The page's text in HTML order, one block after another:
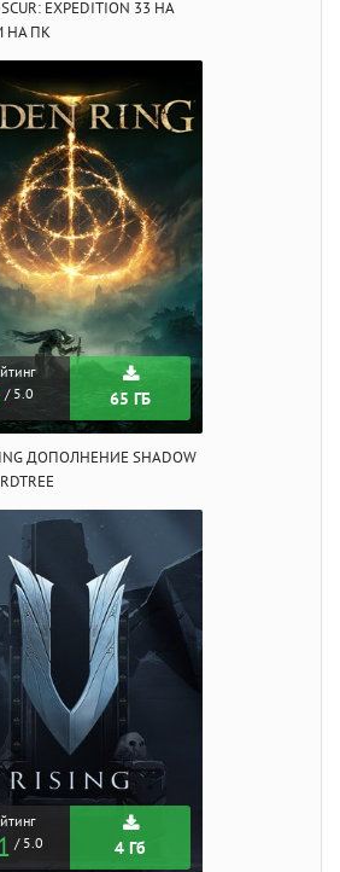
EXPEDITION 33 НА
НА ПК
/ 5.0 65 ГБ
ДОПОЛНЕНИЕ SHADOW
/ 5.0 4 Гб